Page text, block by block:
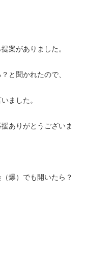
案がありました。
と聞かれたので、
ました。
ありがとうございま
爆）でも開いたら？